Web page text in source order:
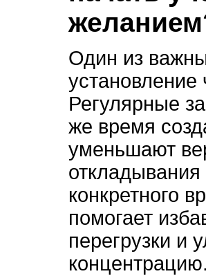
Один из
установление
Регулярные
же время
уменьшают
конкретного
помогает
перегрузки и